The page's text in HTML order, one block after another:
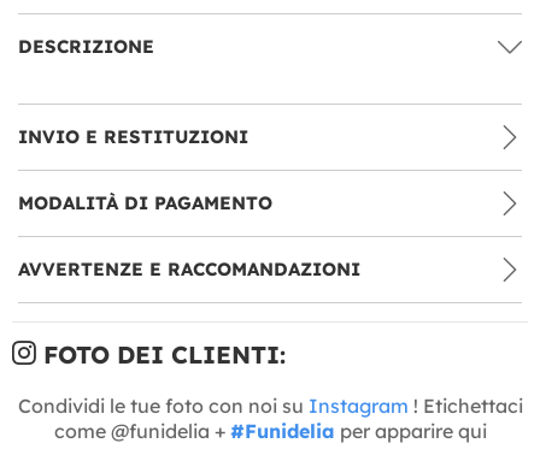
DESCRIZIONE
INVIO E RESTITUZIONI
MODALITÀ DI PAGAMENTO
AVVERTENZE E RACCOMANDAZIONI
FOTO DEI CLIENTI:
Condividi le tue foto con noi su Instagram ! Etichettaci
come @funidelia + #Funidelia per apparire qui